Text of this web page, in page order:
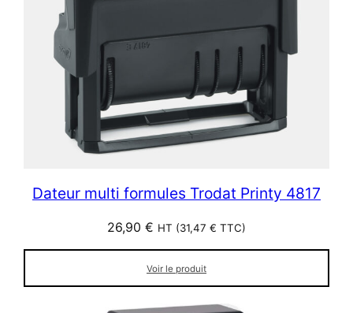
Dateur multi formules Trodat Printy 4817
26,90 € HT (31,47 € TTC)
Voir le produit